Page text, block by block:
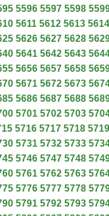
5596 5597 5598
5611 5612 5613 5614
5626 5627 5628
5641 5642 5643
5656 5657 5658
5671 5672 5673
5686 5687 5688
5701 5702 5703
5716 5717 5718 5719
5731 5732 5733
5746 5747 5748
5761 5762 5763
5776 5777 5778
5791 5792 5793